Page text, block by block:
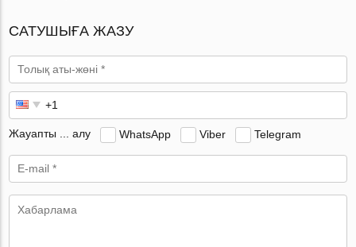
САТУШЫҒА ЖАЗУ
Жауапты ... алу WhatsApp Viber Telegram